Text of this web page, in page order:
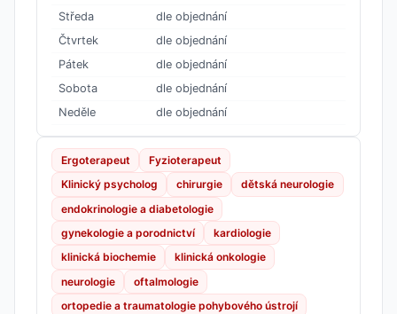
Středa
dle objednání
Čtvrtek
dle objednání
Pátek
dle objednání
Sobota
dle objednání
Neděle
dle objednání
Ergoterapeut
Fyzioterapeut
Klinický psycholog
chirurgie
dětská neurologie
endokrinologie a diabetologie
gynekologie a porodnictví
kardiologie
klinická biochemie
klinická onkologie
neurologie
oftalmologie
ortopedie a traumatologie pohybového ústrojí